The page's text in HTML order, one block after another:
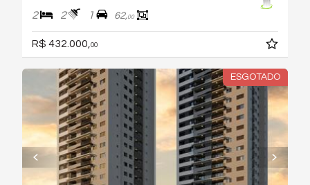
2 2 1 62,00
R$ 432.000, 00
ESGOTADO